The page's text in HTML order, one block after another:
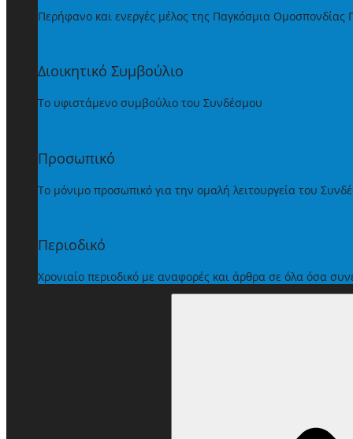
Περήφανο και ενεργές μέλος της Παγκόσμια Ομοσπονδίας
Διοικητικό Συμβούλιο
Το υφιστάμενο συμβούλιο του Συνδέσμου
Προσωπικό
Το μόνιμο προσωπικό για την ομαλή λειτουργεία του
Περιοδικό
Χρονιαίο περιοδικό με αναφορές και άρθρα σε όλα όσα